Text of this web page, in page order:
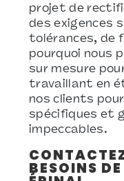
projet de
des exigences
tolérances, de
pourquoi nous
sur mesure
travaillant en
nos clients
spécifiques et
impeccables.
BESOINS